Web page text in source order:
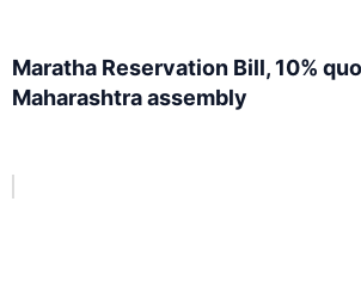
Maratha Reservation Bill, 10%
Maharashtra assembly